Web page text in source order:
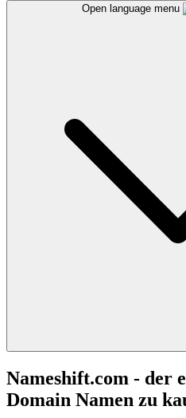
Open language menu
Nameshift.com - der
Domain Namen zu